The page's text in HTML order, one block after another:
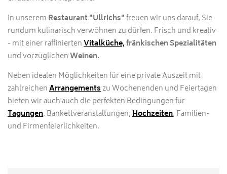
In unserem Restaurant "Ullrichs"freuen wir uns darauf, Sie
rundum kulinarisch verwöhnen zu dürfen. Frisch und kreativ
- mit einer raffiniertenVitalküche,fränkischen Spezialitäten
und vorzüglichenWeinen.
Neben idealen Möglichkeiten für eine private Auszeit mit
zahlreichenArrangementszu Wochenenden und Feiertagen
bieten wir auch auch die perfekten Bedingungen für
Tagungen, Bankettveranstaltungen,Hochzeiten, Familien-
und Firmenfeierlichkeiten.